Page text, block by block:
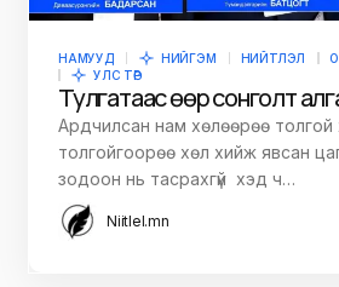
НАМУУД НИЙГЭМ НИЙТЛЭЛ
УЛС ТӨР
Тулгатаас өөр сонголт
Ардчилсан нам хөлөөрөө толгой
толгойгоорөө хөл хийж явсан цаг
зодоон нь тасрахгүй хэд ч…
Niitlel.mn